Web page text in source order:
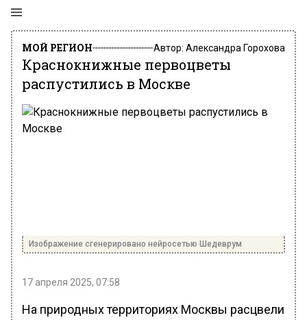
МОЙ РЕГИОН Автор: Александра Горохова
Краснокнижные первоцветы
распустились в Москве
Изображение сгенерировано нейросетью Шедеврум
17 апреля 2025, 07:58
На природных территориях Москвы расцвели